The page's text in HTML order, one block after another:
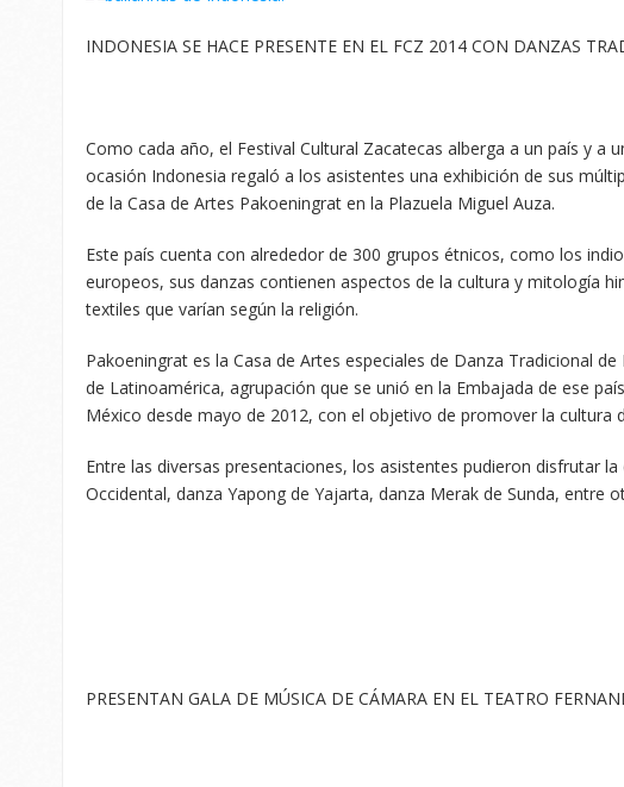
INDONESIA SE HACE PRESENTE EN EL FCZ 2014 CON DANZAS
Como cada año, el Festival Cultural Zacatecas alberga a un país y a
ocasión Indonesia regaló a los asistentes una exhibición de sus
de la Casa de Artes Pakoeningrat en la Plazuela Miguel Auza.
Este país cuenta con alrededor de 300 grupos étnicos, como los
europeos, sus danzas contienen aspectos de la cultura y mitología
textiles que varían según la religión.
Pakoeningrat es la Casa de Artes especiales de Danza Tradicional
de Latinoamérica, agrupación que se unió en la Embajada de ese
México desde mayo de 2012, con el objetivo de promover la cultura
Entre las diversas presentaciones, los asistentes pudieron disfrutar
Occidental, danza Yapong de Yajarta, danza Merak de Sunda, entre
PRESENTAN GALA DE MÚSICA DE CÁMARA EN EL TEATRO